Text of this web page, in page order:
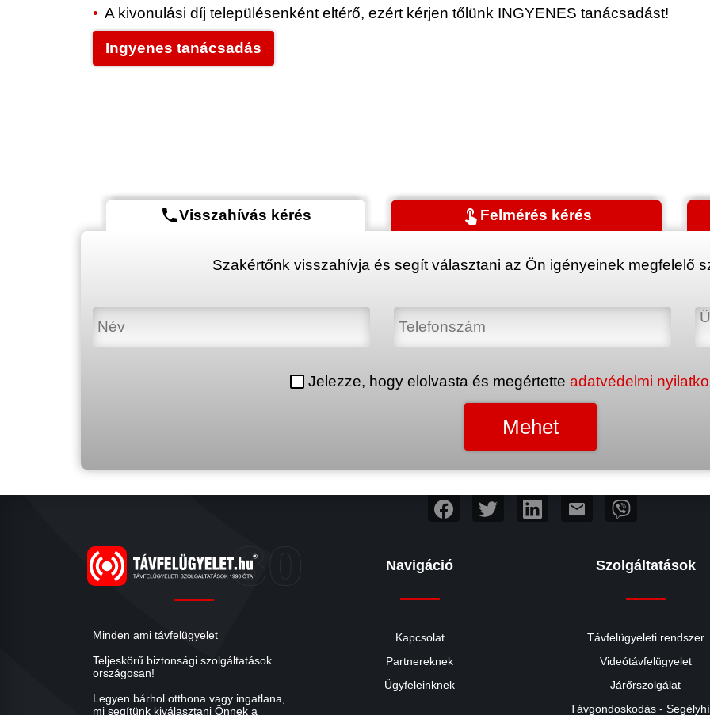
A kivonulási díj településenként eltérő, ezért kérjen tőlünk INGYENES tanácsadást!
Ingyenes tanácsadás
phoneVisszahívás kérés touch_app Felmérés kérés
Szakértőnk visszahívja és segít választani az Ön igényeinek megfelelő
Jelezze, hogy elolvasta és megértette adatvédelmi
mail
Minden ami távfelügyelet
Teljeskörű biztonsági szolgáltatások
országosan!
Legyen bárhol otthona vagy ingatlana,
mi segítünk kiválasztani Önnek a
Navigáció
Kapcsolat
Partnereknek
Ügyfeleinknek
Szolgáltatások
Távfelügyeleti rendszer
Videótávfelügyelet
Járőrszolgálat
Távgondoskodás -